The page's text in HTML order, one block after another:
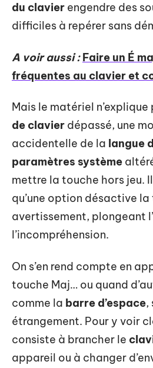
du clavier engendre des
difficiles à repérer sans
A voir aussi : Faire un É
fréquentes au clavier et
Mais le matériel n’explique
de clavier dépassé, une
accidentelle de la langue
paramètres système
mettre la touche hors jeu.
qu’une option désactive
avertissement, plongeant
l’incompréhension.
On s’en rend compte en
touche Maj… ou quand
comme la barre d’espace,
étrangement. Pour y voir
consiste à brancher le
appareil ou à changer